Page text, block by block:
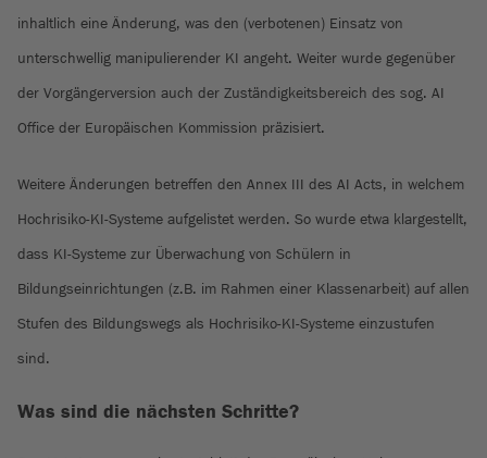
inhaltlich eine Änderung, was den (verbotenen) Einsatz von
unterschwellig manipulierender KI angeht. Weiter wurde gegenüber
der Vorgängerversion auch der Zuständigkeitsbereich des sog. AI
Office der Europäischen Kommission präzisiert.
Weitere Änderungen betreffen den Annex III des AI Acts, in welchem
Hochrisiko-KI-Systeme aufgelistet werden. So wurde etwa klargestellt,
dass KI-Systeme zur Überwachung von Schülern in
Bildungseinrichtungen (z.B. im Rahmen einer Klassenarbeit) auf allen
Stufen des Bildungswegs als Hochrisiko-KI-Systeme einzustufen
sind.
Was sind die nächsten Schritte?